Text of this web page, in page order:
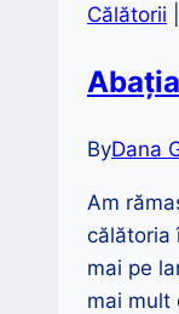
Călătorii
ByDana
Am
călătoria
mai pe
mai mult